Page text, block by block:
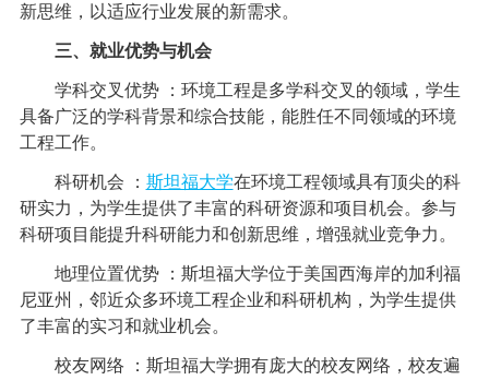
新思维，以适应行业发展的新需求。
三、就业优势与机会
学科交叉优势 ：环境工程是多学科交叉的领域，学生
具备广泛的学科背景和综合技能，能胜任不同领域的环境
工程工作。
科研机会 ： 斯坦福大学在环境工程领域具有顶尖的科
研实力，为学生提供了丰富的科研资源和项目机会。参与
科研项目能提升科研能力和创新思维，增强就业竞争力。
地理位置优势 ：斯坦福大学位于美国西海岸的加利福
尼亚州，邻近众多环境工程企业和科研机构，为学生提供
了丰富的实习和就业机会。
校友网络 ：斯坦福大学拥有庞大的校友网络，校友遍